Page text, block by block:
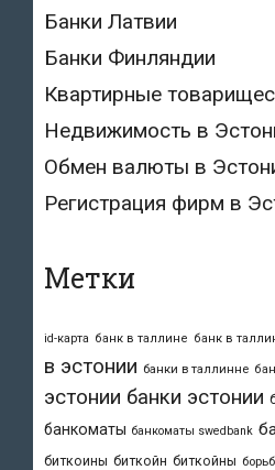
Банки Латвии
Банки Финляндии
Квартирные
Недвижимость в
Обмен валюты в
Регистрация фирм в
Метки
id-карта банк в таллине банк в
в эстонии банки в таллинне
эстонии банки эстонии
банкоматы банкоматы swedbank
биткоины биткойн биткойны